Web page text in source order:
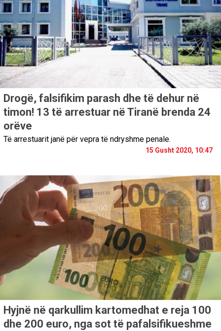
Drogë, falsifikim parash dhe të dehur në
timon! 13 të arrestuar në Tiranë brenda 24
orëve
Të arrestuarit janë për vepra të ndryshme penale.
15 Gusht 2020, 10:47
Hyjnë në qarkullim kartomedhat e reja 100
dhe 200 euro, nga sot të pafalsifikueshme